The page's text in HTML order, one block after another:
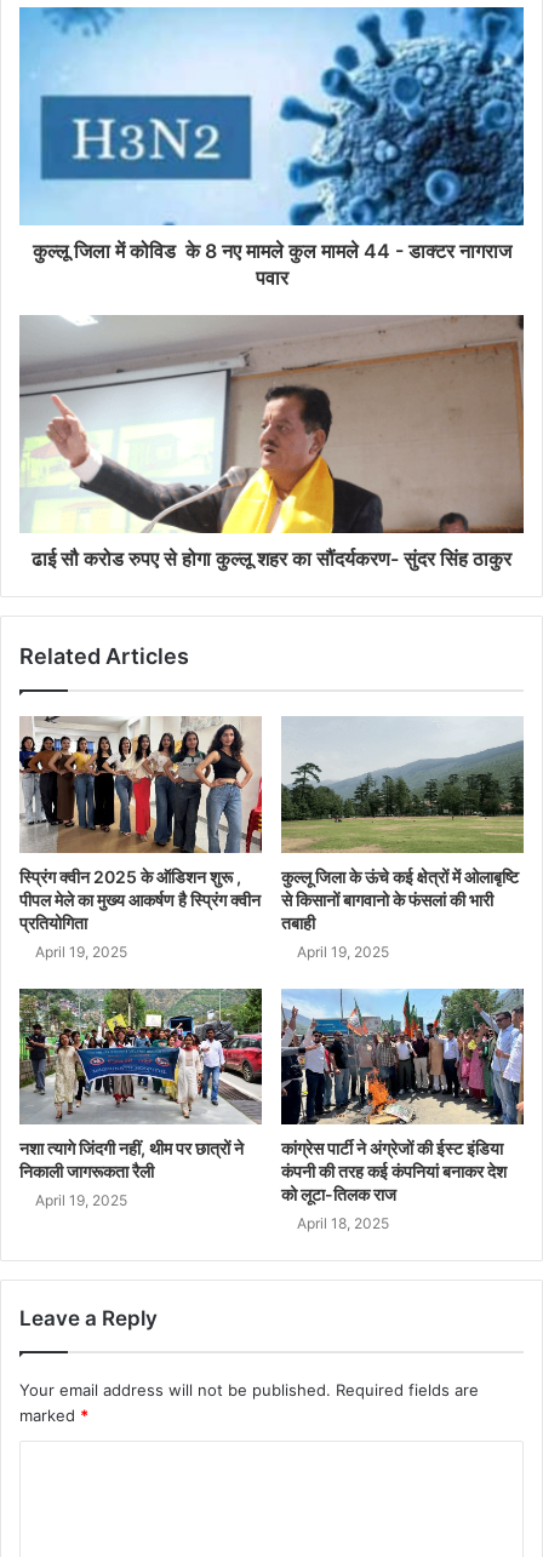
कुल्लू जिला में कोविड के 8 नए मामले कुल मामले 44 - डाक्टर नागराज
पवार
ढाई सौ करोड रुपए से होगा कुल्लू शहर का सौंदर्यकरण- सुंदर सिंह ठाकुर
Related Articles
स्प्रिंग क्वीन 2025 के ऑडिशन शुरू ,
पीपल मेले का मुख्य आकर्षण है स्प्रिंग क्वीन
प्रतियोगिता
April 19, 2025
कुल्लू जिला के ऊंचे कई क्षेत्रों में ओलाबृष्टि
से किसानों बागवानो के फंसलां की भारी
तबाही
April 19, 2025
नशा त्यागे जिंदगी नहीं, थीम पर छात्रों ने
निकाली जागरूकता रैली
April 19, 2025
कांग्रेस पार्टी ने अंग्रेजों की ईस्ट इंडिया
कंपनी की तरह कई कंपनियां बनाकर देश
को लूटा-तिलक राज
April 18, 2025
Leave a Reply
Your email address will not be published. Required fields are
marked *